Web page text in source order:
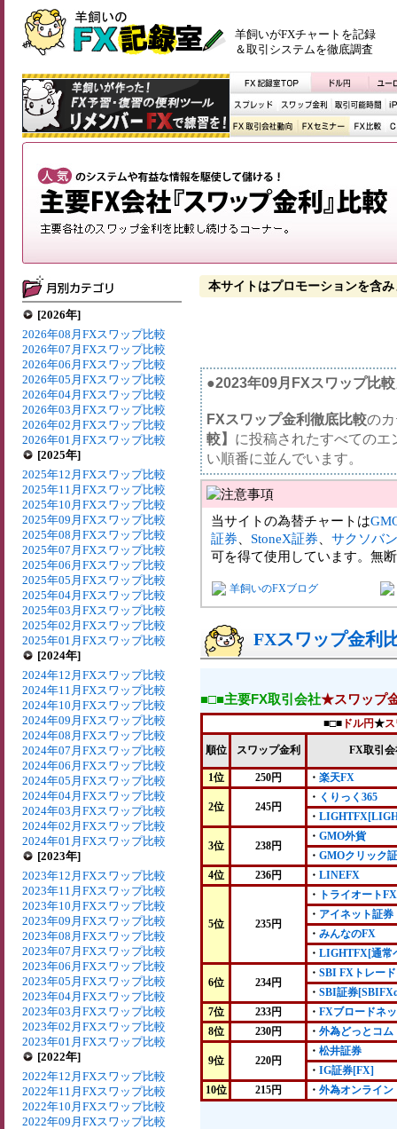
羊飼いがFXチャートを記録
＆取引システムを徹底調査
[2026年]
2026年08月FXスワップ比較
2026年07月FXスワップ比較
2026年06月FXスワップ比較
2026年05月FXスワップ比較
2026年04月FXスワップ比較
2026年03月FXスワップ比較
2026年02月FXスワップ比較
2026年01月FXスワップ比較
[2025年]
2025年12月FXスワップ比較
2025年11月FXスワップ比較
2025年10月FXスワップ比較
2025年09月FXスワップ比較
2025年08月FXスワップ比較
2025年07月FXスワップ比較
2025年06月FXスワップ比較
2025年05月FXスワップ比較
2025年04月FXスワップ比較
2025年03月FXスワップ比較
2025年02月FXスワップ比較
2025年01月FXスワップ比較
[2024年]
2024年12月FXスワップ比較
2024年11月FXスワップ比較
2024年10月FXスワップ比較
2024年09月FXスワップ比較
2024年08月FXスワップ比較
2024年07月FXスワップ比較
2024年06月FXスワップ比較
2024年05月FXスワップ比較
2024年04月FXスワップ比較
2024年03月FXスワップ比較
2024年02月FXスワップ比較
2024年01月FXスワップ比較
[2023年]
2023年12月FXスワップ比較
2023年11月FXスワップ比較
2023年10月FXスワップ比較
2023年09月FXスワップ比較
2023年08月FXスワップ比較
2023年07月FXスワップ比較
2023年06月FXスワップ比較
2023年05月FXスワップ比較
2023年04月FXスワップ比較
2023年03月FXスワップ比較
2023年02月FXスワップ比較
2023年01月FXスワップ比較
[2022年]
2022年12月FXスワップ比較
2022年11月FXスワップ比較
2022年10月FXスワップ比較
2022年09月FXスワップ比較
本サイトはプロモーションを含み
●2023年09月FXスワップ比
FXスワップ金利徹底比較の
較】 に投稿されたすべての
い順番に並んでいます。
当サイトの為替チャートは
証券
StoneX証券
サクソバ
可を得て使用しています。無
羊飼いのFXブログ
FXスワップ金利
■□■主要FX取引会社★スワップ
■□■ ドル円★
順位 スワップ金利 FX取引会
1位 250円 ・ 楽天FX
2位 245円
・ くりっく365
・
3位 238円
・ GMO外貨
・ GMOクリック
4位
236円 ・ LINEFX
5位 235円
・
トライオートFX
・ アイネット証券
・ みんなのFX
・ LIGHTFX[通常
6位 234円
・ SBI FXトレード
・ SBI証券
7位
233円 ・ FXブロードネ
8位
230円 ・ 外為どっとコム
9位 220円
・ 松井証券
・ IG証券[FX]
10位
215円 ・ 外為オンライン